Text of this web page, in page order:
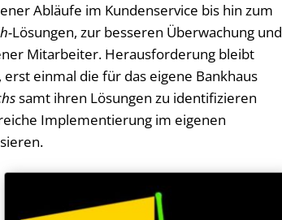
Abläufe im Kundenservice bis hin zum
Lösungen, zur besseren Überwachung und
Mitarbeiter. Herausforderung bleibt
erst einmal die für das eigene Bankhaus
samt ihren Lösungen zu identifizieren
Implementierung im eigenen